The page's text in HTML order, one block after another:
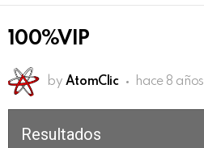
100%VIP
by AtomClic hace 8 años
Resultados